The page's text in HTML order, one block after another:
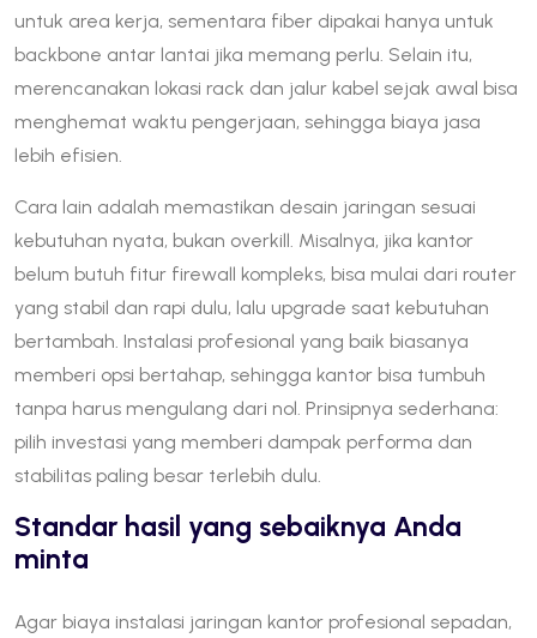
untuk area kerja, sementara fiber dipakai hanya untuk
backbone antar lantai jika memang perlu. Selain itu,
merencanakan lokasi rack dan jalur kabel sejak awal bisa
menghemat waktu pengerjaan, sehingga biaya jasa
lebih efisien.
Cara lain adalah memastikan desain jaringan sesuai
kebutuhan nyata, bukan overkill. Misalnya, jika kantor
belum butuh fitur firewall kompleks, bisa mulai dari router
yang stabil dan rapi dulu, lalu upgrade saat kebutuhan
bertambah. Instalasi profesional yang baik biasanya
memberi opsi bertahap, sehingga kantor bisa tumbuh
tanpa harus mengulang dari nol. Prinsipnya sederhana:
pilih investasi yang memberi dampak performa dan
stabilitas paling besar terlebih dulu.
Standar hasil yang sebaiknya Anda
minta
Agar biaya instalasi jaringan kantor profesional sepadan,